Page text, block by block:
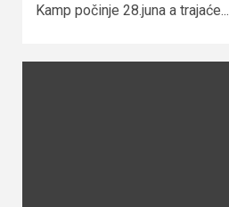
Kamp počinje 28.juna a trajaće...